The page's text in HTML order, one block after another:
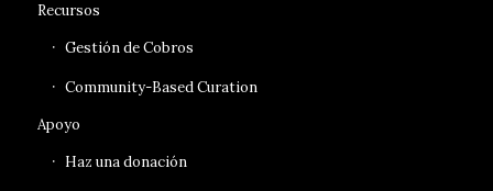
Recursos
Gestión de Cobros
Community-Based Curation
Apoyo
Haz una donación